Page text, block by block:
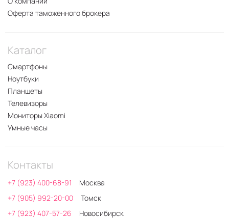
Оферта таможенного брокера
Каталог
Смартфоны
Ноутбуки
Планшеты
Телевизоры
Мониторы Xiaomi
Умные часы
Контакты
+7 (923) 400-68-91
Москва
+7 (905) 992-20-00
Томск
+7 (923) 407-57-26
Новосибирск